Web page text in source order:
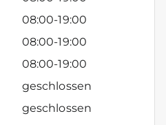
08:00-19:00
08:00-19:00
08:00-19:00
geschlossen
geschlossen